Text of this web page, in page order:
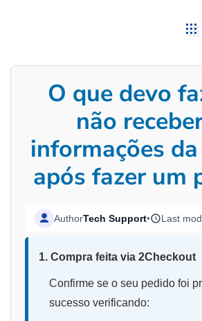
O que devo
não
informações
após fazer um
AuthorTech Support• Last
1. Compra feita via 2Checkout
Confirme se o seu pedido foi
sucesso verificando: